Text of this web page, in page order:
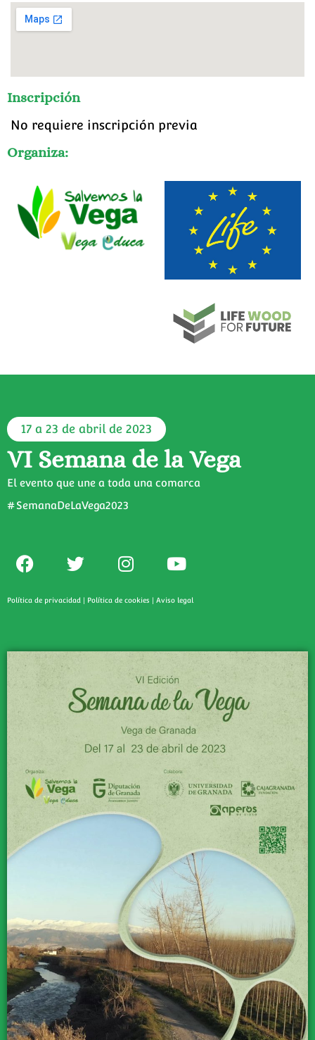
Inscripción
No requiere inscripción previa
Organiza:
17 a 23 de abril de 2023
VI Semana de la Vega
El evento que une a toda una comarca
#SemanaDeLaVega2023
Política de privacidad Política de cookies Aviso legal